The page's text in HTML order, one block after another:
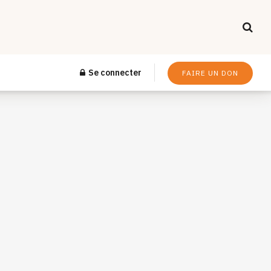
Se connecter FAIRE UN DON